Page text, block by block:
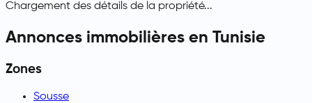
Chargement des détails de la propriété...
Annonces immobilières en Tunisie
Zones
Sousse